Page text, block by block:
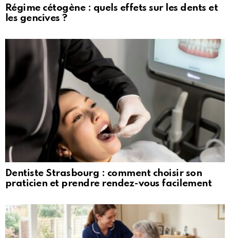
Régime cétogène : quels effets sur les dents et
les gencives ?
Dentiste Strasbourg : comment choisir son
praticien et prendre rendez-vous facilement